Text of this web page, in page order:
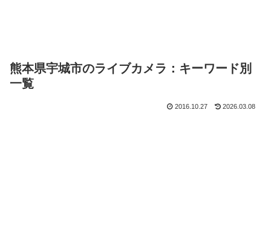
熊本県宇城市のライブカメラ：キーワード別
一覧
2016.10.27 2026.03.08